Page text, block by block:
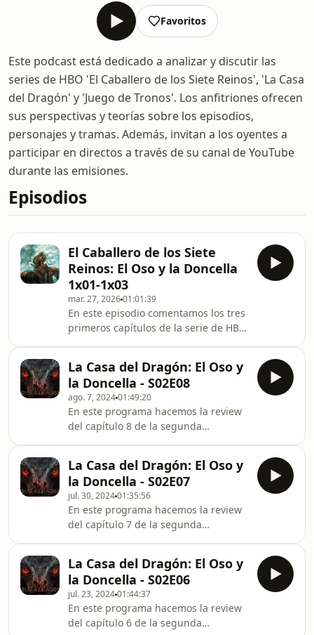
Favoritos
Este podcast está dedicado a analizar y discutir las
series de HBO 'El Caballero de los Siete Reinos', 'La Casa
del Dragón' y 'Juego de Tronos'. Los anfitriones ofrecen
sus perspectivas y teorías sobre los episodios,
personajes y tramas. Además, invitan a los oyentes a
participar en directos a través de su canal de YouTube
durante las emisiones.
Episodios
El Caballero de los Siete
Reinos: El Oso y la Doncella
1x01-1x03
mar. 27, 202601:01:39
En este episodio comentamos los tres
primeros capítulos de la serie de HBO
Egg de George R.R. Martin Siguenos
en https://elosoyladoncella.com
podcast@elosoyladoncella.com
@osoydoncellapod
La Casa del Dragón: El Oso y
la Doncella - S02E08
ago. 7, 202401:49:20
En este programa hacemos la review
del capítulo 8 de la segunda
Tanto si os gustan los juegos de mesa
como si no os recomendamos el
podcast en el que participa nuestro
invitado Xabi El txoko de los bárdulos
https://www.ivoox.com/podcast-txoko-
bardulos-podcast_sq_f1578732_1.html
Siguenos en
https://elosoyladoncella.com faceboo
La Casa del Dragón: El Oso y
la Doncella - S02E07
jul. 30, 202401:35:56
En este programa hacemos la review
del capítulo 7 de la segunda
gustan los juegos de mesa como si no
os recomendamos el podcast en el
que participa nuestro invitado Xabi El
txoko de los bárdulos
https://www.ivoox.com/podcast-txoko-
La Casa del Dragón: El Oso y
la Doncella - S02E06
jul. 23, 202401:44:37
En este programa hacemos la review
del capítulo 6 de la segunda